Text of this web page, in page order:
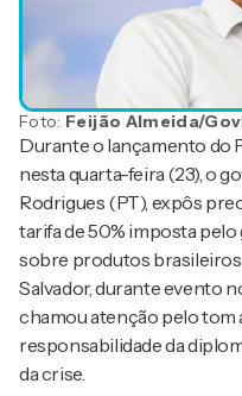
Foto: Feijão Almeida/
Durante o lançamento do
nesta quarta-feira (23), o
Rodrigues (PT), expôs
tarifa de 50% imposta
sobre produtos
Salvador, durante evento
chamou atenção pelo tom
responsabilidade da
da crise.